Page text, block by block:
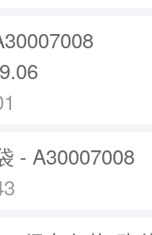
- A30007008